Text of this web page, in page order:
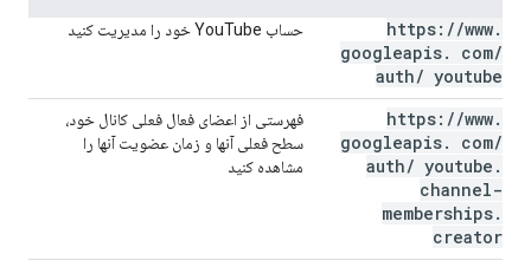
https: //www.
googleapis. com/
auth/ youtube
حساب YouTube خود را مدیریت کنید
https: //www.
googleapis. com/
auth/ youtube .
channel-
memberships.
creator
فهرستی از اعضای فعال فعلی کانال خود،
سطح فعلی آنها و زمان عضویت آنها را
مشاهده کنید